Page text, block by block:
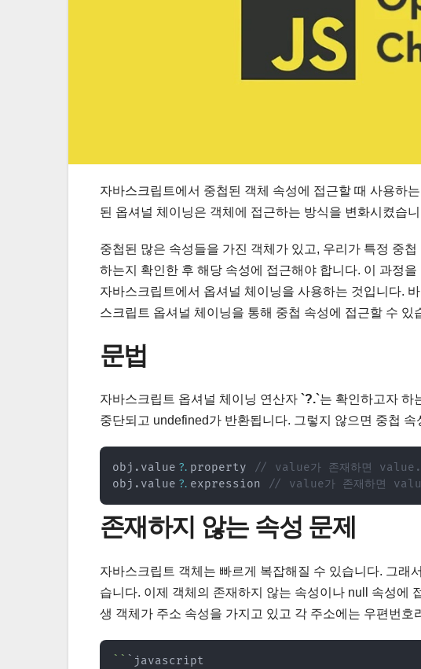
자바스크립트에서 중첩된 객체 속성에 접근할 때 사용하
된 옵셔널 체이닝은 객체에 접근하는 방식을 변화시켰습
중첩된 많은 속성들을 가진 객체가 있고, 우리가 특정 중
하는지 확인한 후 해당 속성에 접근해야 합니다. 이 과정
자바스크립트에서 옵셔널 체이닝을 사용하는 것입니다.
스크립트 옵셔널 체이닝을 통해 중첩 속성에 접근할 수 있
문법
자바스크립트 옵셔널 체이닝 연산자 `?.`는 확인하고자 하
중단되고 undefined가 반환됩니다. 그렇지 않으면 중첩
obj . value ?. property
// value가 존재하면
obj . value ?. expression // value가 존재하면
존재하지 않는 속성 문제
자바스크립트 객체는 빠르게 복잡해질 수 있습니다. 그래
습니다. 이제 객체의 존재하지 않는 속성이나 null 속성에
생 객체가 주소 속성을 가지고 있고 각 주소에는 우편번